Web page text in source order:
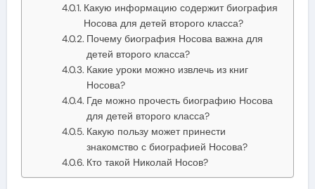
Какую информацию содержит биография
Носова для детей второго класса?
Почему биография Носова важна для
детей второго класса?
Какие уроки можно извлечь из книг
Носова?
Где можно прочесть биографию Носова
для детей второго класса?
Какую пользу может принести
знакомство с биографией Носова?
Кто такой Николай Носов?